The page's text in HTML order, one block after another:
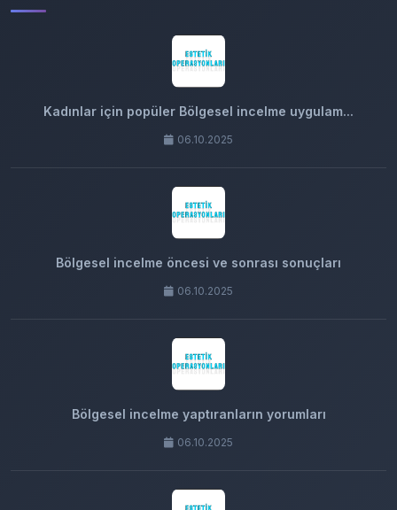
Kadınlar için popüler Bölgesel incelme uygulam...
06.10.2025
Bölgesel incelme öncesi ve sonrası sonuçları
06.10.2025
Bölgesel incelme yaptıranların yorumları
06.10.2025